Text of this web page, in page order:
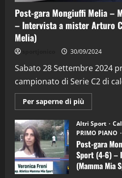
Post-gara Mongiuffi Melia –
– Intervista a mister Arturo
Melia)
30/09/2024
Sabato 28 Settembre 2024
campionato di Serie C2 di
Per saperne di più
informazioni
Post-
gara
Mongiuffi
Melia
–
Mamma
Mia
Sport
Altri Sport
PRIMO PIANO
Post-gara
Sport (4-6) –
(Mamma Mia
2
(Martedi 28
28/04/2026
3
"SportEmpire"
(Martedi 21
21/04/2026